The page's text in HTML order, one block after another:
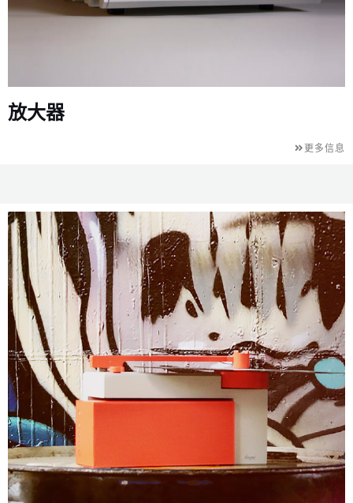
放大器
更多信息